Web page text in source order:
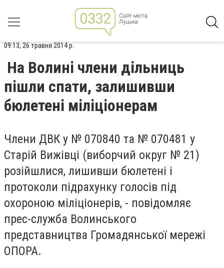
09:13, 26 травня 2014 р.
На Волині члени дільниць
пішли спати, залишивши
бюлетені міліціонерам
Члени ДВК у № 070840 та № 070481 у
Старій Вижівці (виборчий округ № 21)
розійшлися, лишивши бюлетені і
протоколи підрахунку голосів під
охороною міліціонерів, - повідомляє
прес-служба Волинського
представництва Громадянської мережі
ОПОРА.